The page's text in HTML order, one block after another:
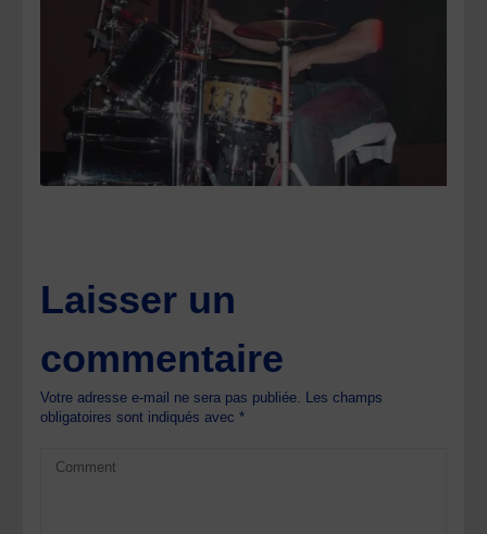
Laisser un
commentaire
Votre adresse e-mail ne sera pas publiée. Les champs
obligatoires sont indiqués avec*